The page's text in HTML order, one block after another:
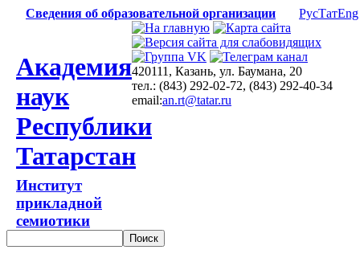
Сведения об образовательной организации РусТатEng
Академия
наук
Республики
Татарстан
Институт
прикладной
семиотики
420111, Казань, ул. Баумана, 20
тел.: (843) 292-02-72, (843) 292-40-34
email:an.rt@tatar.ru